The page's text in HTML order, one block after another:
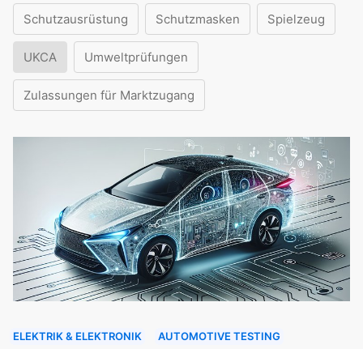
Schutzausrüstung Schutzmasken Spielzeug
UKCA Umweltprüfungen
Zulassungen für Marktzugang
ELEKTRIK & ELEKTRONIK AUTOMOTIVE TESTING